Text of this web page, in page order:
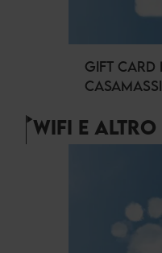
GIFT CARD
WIFI E ALTRO